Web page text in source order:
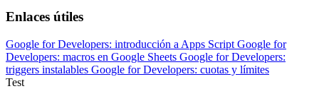
Enlaces útiles
Google for Developers: introducción a Apps Script Google for
Developers: macros en Google Sheets Google for Developers:
triggers instalables Google for Developers: cuotas y límites
Test